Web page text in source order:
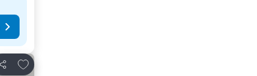
Teilen
Zu Favoriten hinzufügen